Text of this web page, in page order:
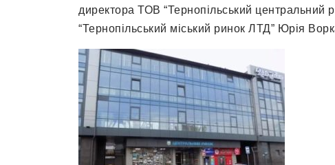
директора ТОВ “Тернопільський центральний
“Тернопільський міський ринок ЛТД” Юрія